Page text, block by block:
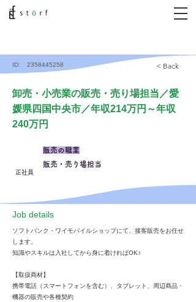
ID: 2358445258 < Back
卸売・小売業の販売・売り場担当／愛
媛県四国中央市／年収214万円～年収
240万円
正社員
販売の職業
販売・売り場担当
​Job details
ソフトバンク・ワイモバイルショップにて、接客販売をお任せ
します。
知識やスキルは入社してから身に着ければOK♪
【取扱商材】
携帯電話（スマートフォンを含む）、タブレット、周辺商品・
機器の販売や各種契約